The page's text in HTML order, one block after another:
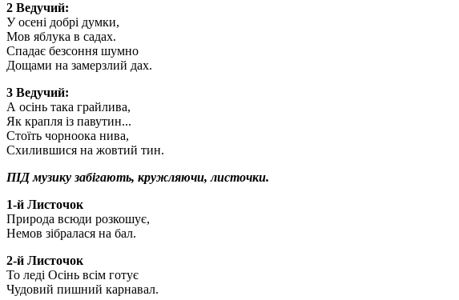
2 Ведучий:
У осені добрі думки,
Мов яблука в садах.
Спадає безсоння шумно
Дощами на замерзлий дах.
3 Ведучий:
А осінь така грайлива,
Як крапля із павутин...
Стоїть чорноока нива,
Схилившися на жовтий тин.
ПІД музику забігають, кружляючи, листочки.
1-й Листочок
Природа всюди розкошує,
Немов зібралася на бал.
2-й Листочок
То леді Осінь всім готує
Чудовий пишний карнавал.